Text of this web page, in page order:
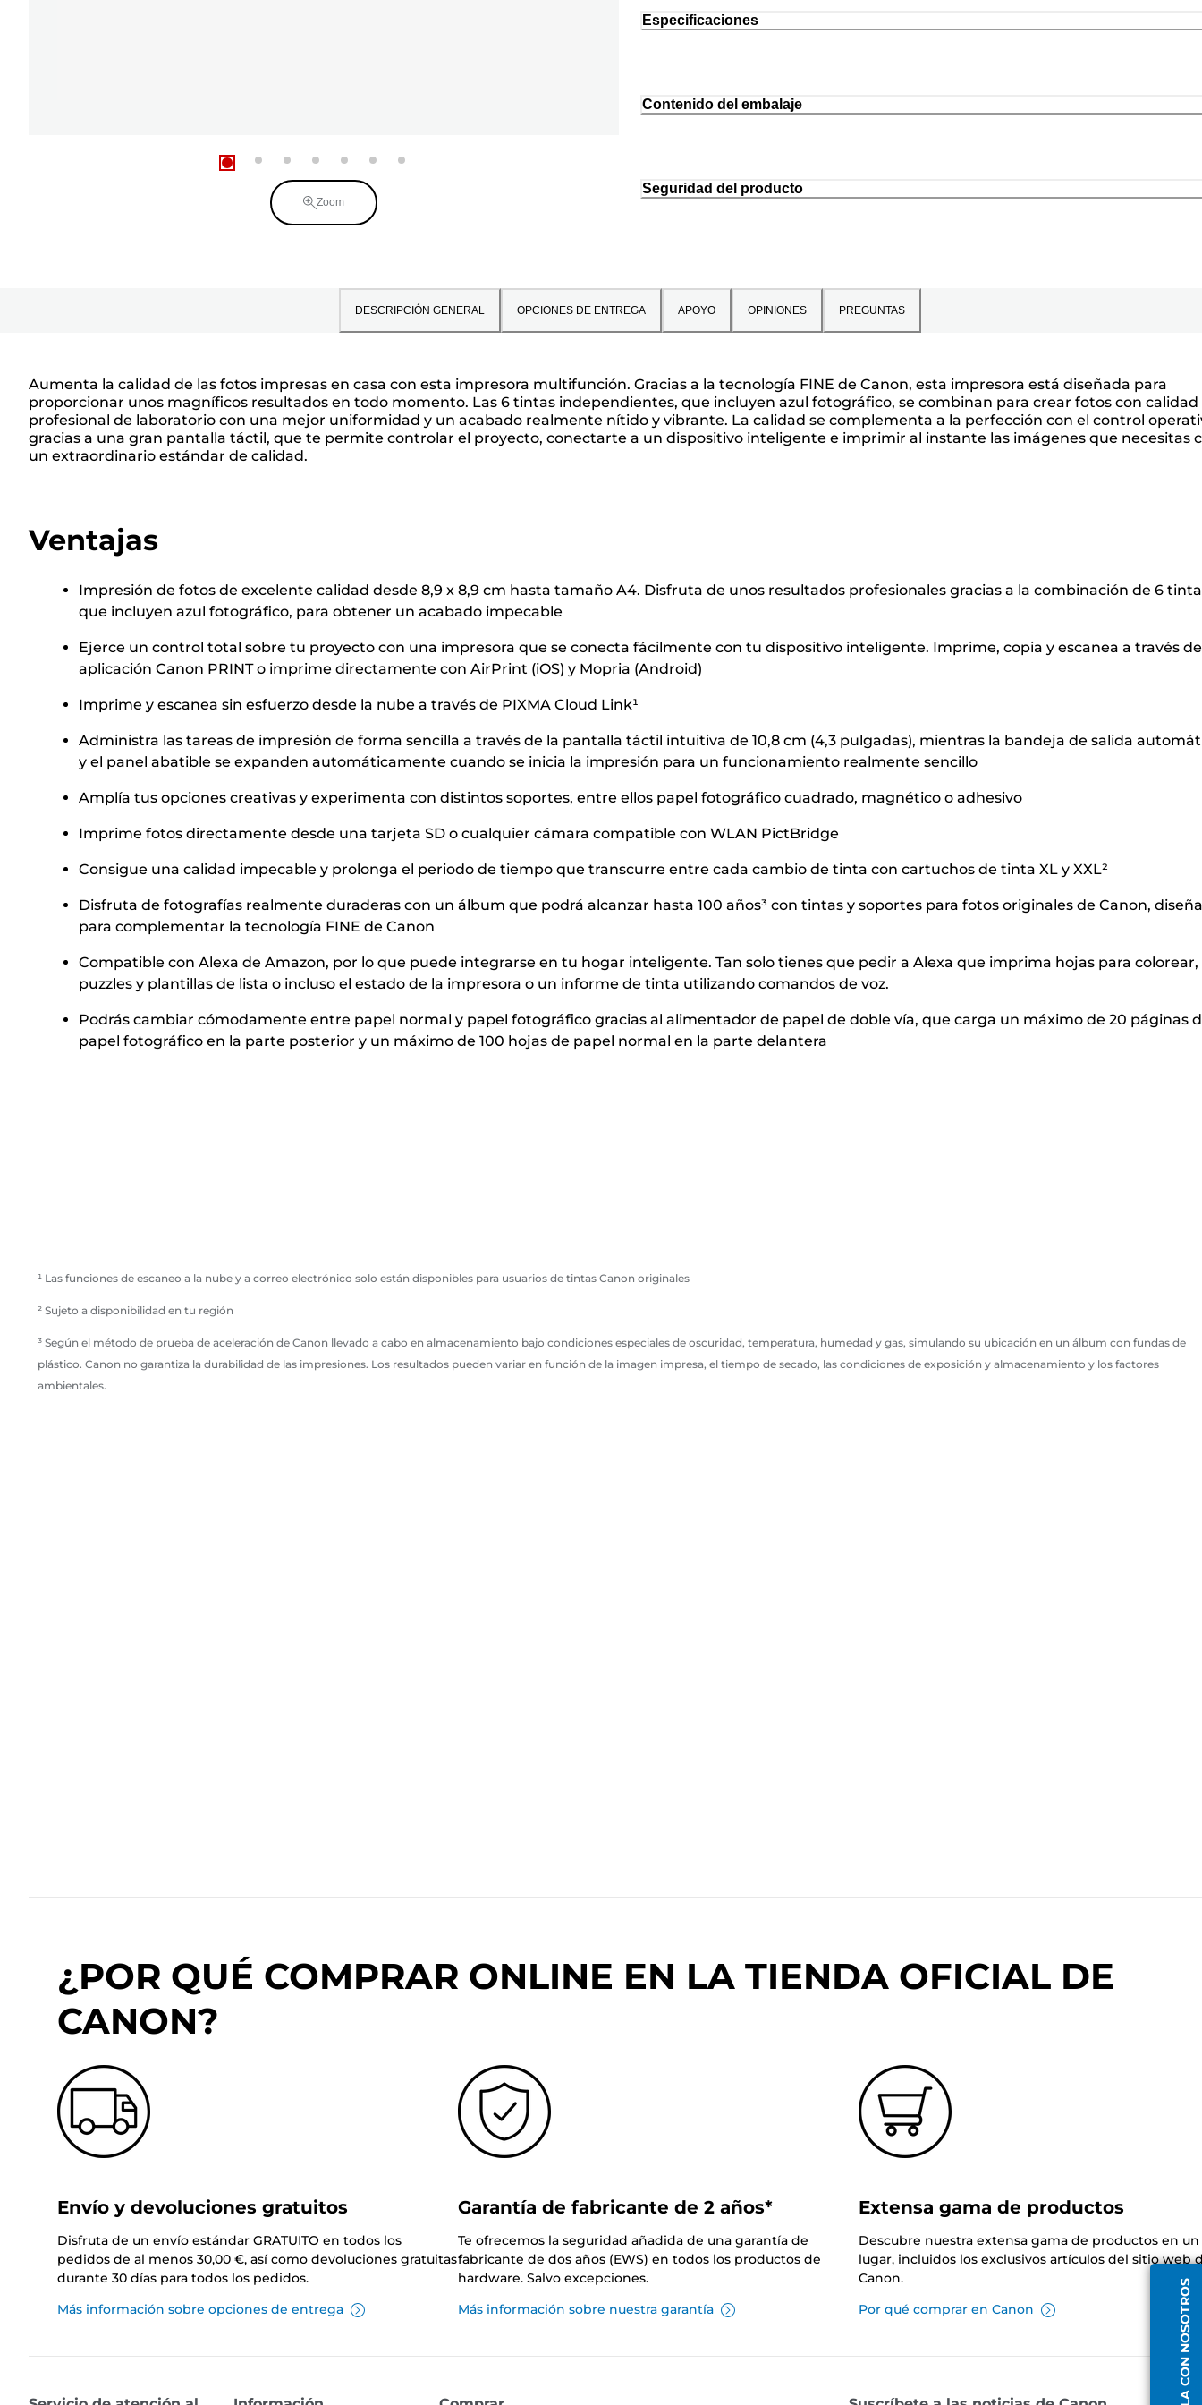
Zoom
Especificaciones
Contenido del embalaje
Seguridad del producto
DESCRIPCIÓN GENERAL OPCIONES DE ENTREGA APOYO OPINIONES PREGUNTAS
Aumenta la calidad de las fotos impresas en casa con esta impresora multifunción. Gracias a la tecnología FINE de Canon, esta impresora está diseñada para
proporcionar unos magníficos resultados en todo momento. Las 6 tintas independientes, que incluyen azul fotográfico, se combinan para crear fotos con calidad
profesional de laboratorio con una mejor uniformidad y un acabado realmente nítido y vibrante. La calidad se complementa a la perfección con el control
gracias a una gran pantalla táctil, que te permite controlar el proyecto, conectarte a un dispositivo inteligente e imprimir al instante las imágenes que necesitas
un extraordinario estándar de calidad.
Ventajas
Impresión de fotos de excelente calidad desde 8,9 x 8,9 cm hasta tamaño A4. Disfruta de unos resultados profesionales gracias a la combinación de 6
que incluyen azul fotográfico, para obtener un acabado impecable
Ejerce un control total sobre tu proyecto con una impresora que se conecta fácilmente con tu dispositivo inteligente. Imprime, copia y escanea a través
aplicación Canon PRINT o imprime directamente con AirPrint (iOS) y Mopria (Android)
Imprime y escanea sin esfuerzo desde la nube a través de PIXMA Cloud Link¹
Administra las tareas de impresión de forma sencilla a través de la pantalla táctil intuitiva de 10,8 cm (4,3 pulgadas), mientras la bandeja de salida
y el panel abatible se expanden automáticamente cuando se inicia la impresión para un funcionamiento realmente sencillo
Amplía tus opciones creativas y experimenta con distintos soportes, entre ellos papel fotográfico cuadrado, magnético o adhesivo
Imprime fotos directamente desde una tarjeta SD o cualquier cámara compatible con WLAN PictBridge
Consigue una calidad impecable y prolonga el periodo de tiempo que transcurre entre cada cambio de tinta con cartuchos de tinta XL y XXL²
Disfruta de fotografías realmente duraderas con un álbum que podrá alcanzar hasta 100 años³ con tintas y soportes para fotos originales de Canon,
para complementar la tecnología FINE de Canon
Compatible con Alexa de Amazon, por lo que puede integrarse en tu hogar inteligente. Tan solo tienes que pedir a Alexa que imprima hojas para colorear,
puzzles y plantillas de lista o incluso el estado de la impresora o un informe de tinta utilizando comandos de voz.
Podrás cambiar cómodamente entre papel normal y papel fotográfico gracias al alimentador de papel de doble vía, que carga un máximo de 20 páginas
papel fotográfico en la parte posterior y un máximo de 100 hojas de papel normal en la parte delantera
¹ Las funciones de escaneo a la nube y a correo electrónico solo están disponibles para usuarios de tintas Canon originales
² Sujeto a disponibilidad en tu región
³ Según el método de prueba de aceleración de Canon llevado a cabo en almacenamiento bajo condiciones especiales de oscuridad, temperatura, humedad y gas, simulando su ubicación en un álbum con fundas de
plástico. Canon no garantiza la durabilidad de las impresiones. Los resultados pueden variar en función de la imagen impresa, el tiempo de secado, las condiciones de exposición y almacenamiento y los factores
ambientales.
HABLA CON NOSOTROS
¿POR QUÉ COMPRAR ONLINE EN LA TIENDA OFICIAL DE
CANON?
Envío y devoluciones gratuitos
Disfruta de un envío estándar GRATUITO en todos los
pedidos de al menos 30,00 €, así como devoluciones gratuitas
durante 30 días para todos los pedidos.
Más información sobre opciones de entrega
Garantía de fabricante de 2 años*
Te ofrecemos la seguridad añadida de una garantía de
fabricante de dos años (EWS) en todos los productos de
hardware. Salvo excepciones.
Más información sobre nuestra garantía
Extensa gama de productos
Descubre nuestra extensa gama de productos en un
lugar, incluidos los exclusivos artículos del sitio web
Canon.
Por qué comprar en Canon